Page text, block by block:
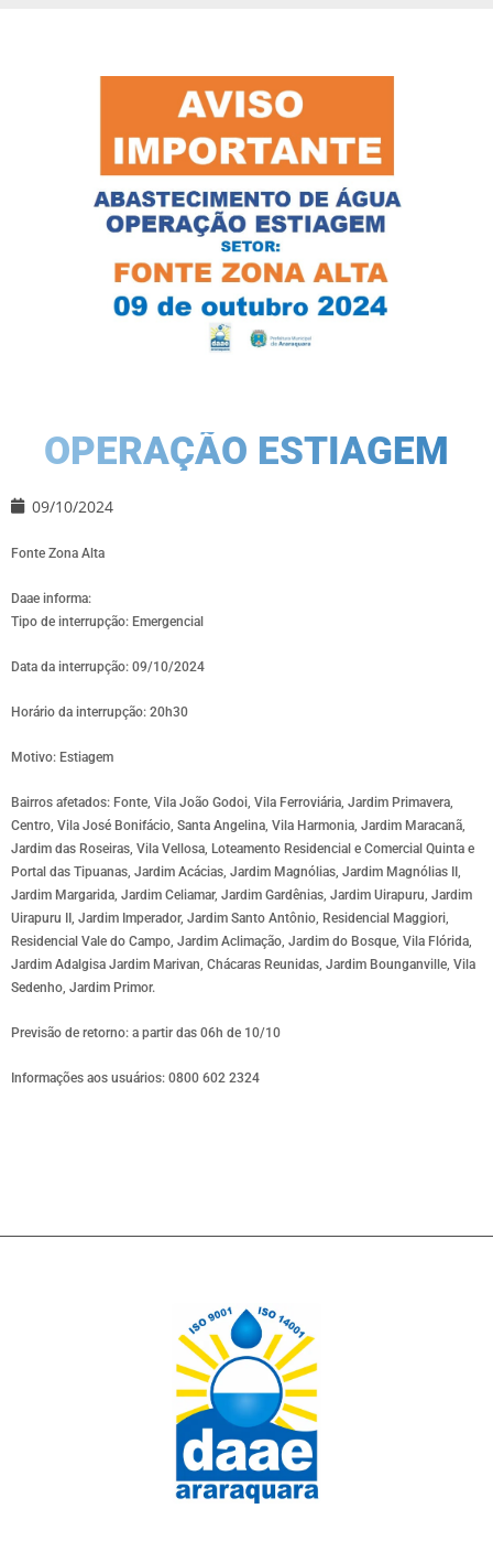
OPERAÇÃO ESTIAGEM
09/10/2024
Fonte Zona Alta
Daae informa:
Tipo de interrupção: Emergencial
Data da interrupção: 09/10/2024
Horário da interrupção: 20h30
Motivo: Estiagem
Bairros afetados: Fonte, Vila João Godoi, Vila Ferroviária, Jardim Primavera,
Centro, Vila José Bonifácio, Santa Angelina, Vila Harmonia, Jardim Maracanã,
Jardim das Roseiras, Vila Vellosa, Loteamento Residencial e Comercial Quinta e
Portal das Tipuanas, Jardim Acácias, Jardim Magnólias, Jardim Magnólias II,
Jardim Margarida, Jardim Celiamar, Jardim Gardênias, Jardim Uirapuru, Jardim
Uirapuru II, Jardim Imperador, Jardim Santo Antônio, Residencial Maggiori,
Residencial Vale do Campo, Jardim Aclimação, Jardim do Bosque, Vila Flórida,
Jardim Adalgisa Jardim Marivan, Chácaras Reunidas, Jardim Bounganville, Vila
Sedenho, Jardim Primor.
Previsão de retorno: a partir das 06h de 10/10
Informações aos usuários: 0800 602 2324